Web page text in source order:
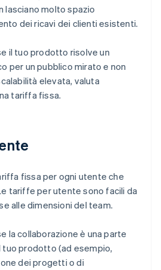
lasciano molto spazio
dei ricavi dei clienti esistenti.
il tuo prodotto risolve un
per un pubblico mirato e non
elevata, valuta
tariffa fissa.
fissa per ogni utente che
tariffe per utente sono facili da
alle dimensioni del team.
la collaborazione è una parte
prodotto (ad esempio,
dei progetti o di